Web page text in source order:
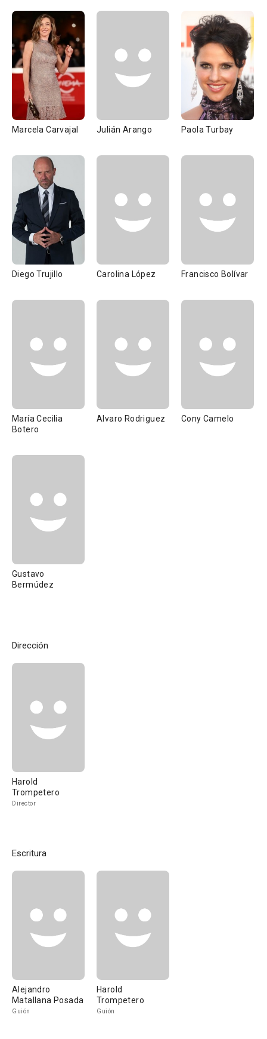
Marcela Carvajal Julián Arango Paola Turbay
Diego Trujillo Carolina López Francisco Bolívar
María Cecilia
Botero
Alvaro Rodriguez Cony Camelo
Gustavo
Bermúdez
Dirección
Harold
Trompetero
Director
Escritura
Alejandro
Matallana Posada
Guión
Harold
Trompetero
Guión